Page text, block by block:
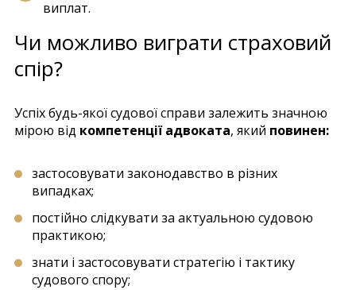
виплат.
Чи можливо виграти страховий
спір?
Успіх будь-якої судової справи залежить значною
мірою від компетенції адвоката, який повинен:
застосовувати законодавство в різних
випадках;
постійно слідкувати за актуальною судовою
практикою;
знати і застосовувати стратегію і тактику
судового спору;